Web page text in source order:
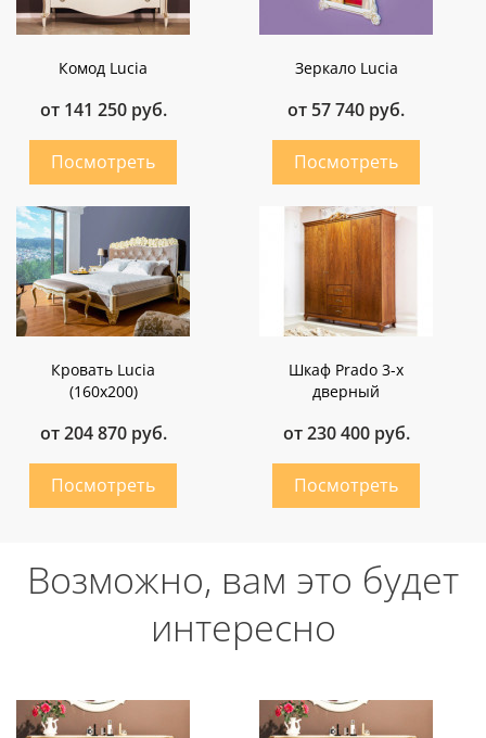
Комод Lucia
от 141 250 руб.
Зеркало Lucia
от 57 740 руб.
Кровать Lucia
(160х200)
от 204 870 руб.
Шкаф Prado 3-х
дверный
от 230 400 руб.
Возможно, вам это будет
интересно